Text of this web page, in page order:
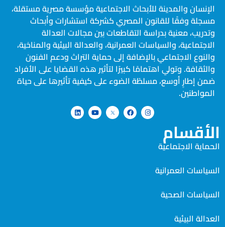
الإنسان والمدينة للأبحاث الاجتماعية مؤسسة مصرية مستقلة،
مسجلة وفقًا للقانون المصري كشركة استشارات وأبحاث
وتدريب، معنية بدراسة التقاطعات بين مجالات العدالة
الاجتماعية، والسياسات العمرانية، والعدالة البيئية والمناخية،
والنوع الاجتماعي بالإضافة إلى حماية التراث ودعم الفنون
والثقافة. وتولي اهتمامًا كبيرًا لتأثير هذه القضايا على الأفراد
ضمن إطارٍ أوسع، مسلطًة الضوء على كيفية تأثيرها على حياة
المواطنين.
الأقسام
الحماية الاجتماعية
السياسات العمرانية
السياسات الصحية
العدالة البيئية